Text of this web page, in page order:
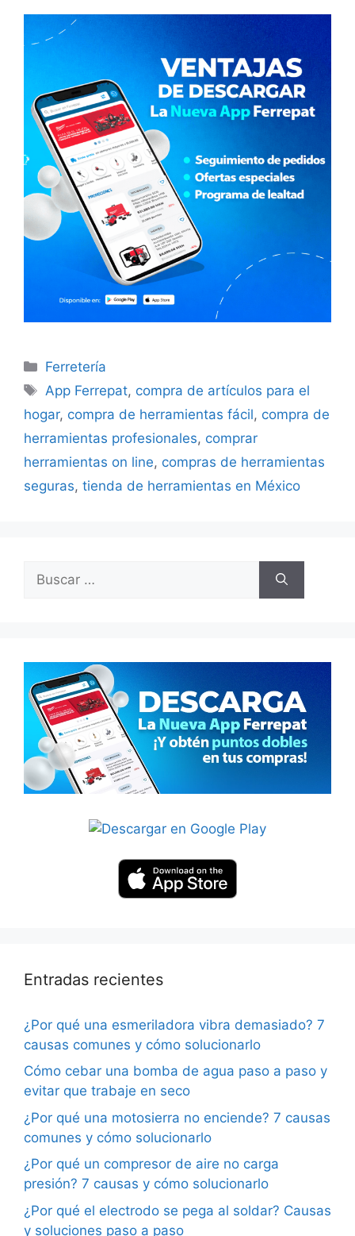
Categorías
Ferretería
Etiquetas
App Ferrepat, compra de artículos para el
hogar, compra de herramientas fácil, compra de
herramientas profesionales, comprar
herramientas on line, compras de herramientas
seguras, tienda de herramientas en México
Entradas recientes
¿Por qué una esmeriladora vibra demasiado? 7
causas comunes y cómo solucionarlo
Cómo cebar una bomba de agua paso a paso y
evitar que trabaje en seco
¿Por qué una motosierra no enciende? 7 causas
comunes y cómo solucionarlo
¿Por qué un compresor de aire no carga
presión? 7 causas y cómo solucionarlo
¿Por qué el electrodo se pega al soldar? Causas
y soluciones paso a paso